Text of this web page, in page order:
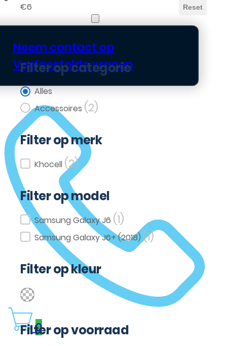
Neem contact op
Veelgestelde vragen
0
€6 Reset
Filter op categorie
Filter op categorie
Alles
Accessoires (2)
Filter op merk
Filter op merk
Khocell (2)
Filter op model
Filter op model
Samsung Galaxy J6 (1)
Samsung Galaxy J6+ (2018) (1)
Filter op kleur
Filter op kleur
(2)
Filter op voorraad